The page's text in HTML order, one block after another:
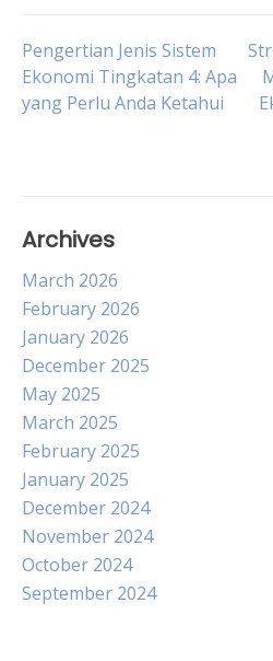
Post
navigation
Pengertian Jenis Sistem
Ekonomi Tingkatan 4: Apa
yang Perlu Anda Ketahui
Archives
March 2026
February 2026
January 2026
December 2025
May 2025
March 2025
February 2025
January 2025
December 2024
November 2024
October 2024
September 2024